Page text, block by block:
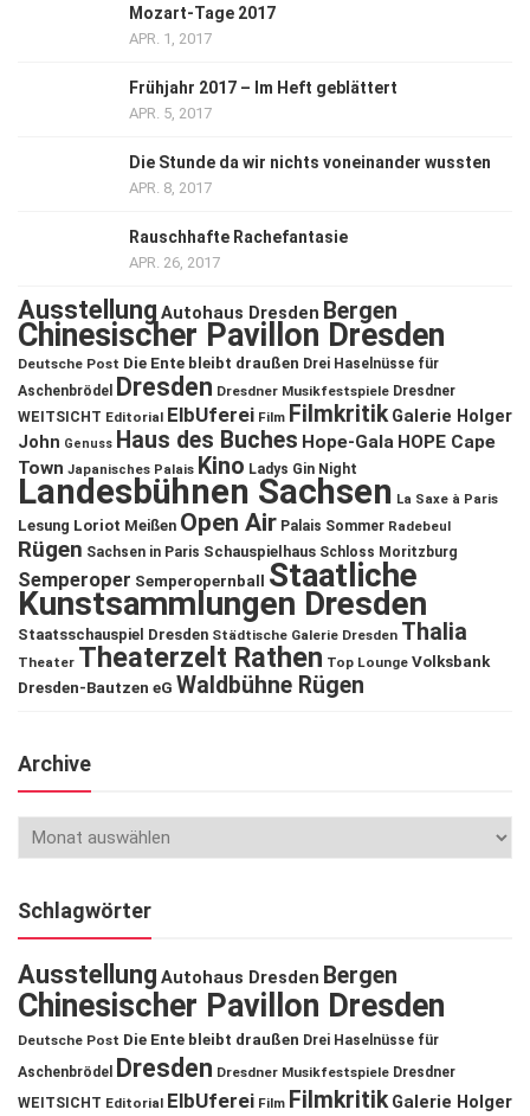
Mozart-Tage 2017
APR. 1, 2017
Frühjahr 2017 – Im Heft geblättert
APR. 5, 2017
Die Stunde da wir nichts voneinander wussten
APR. 8, 2017
Rauschhafte Rachefantasie
APR. 26, 2017
Ausstellung Autohaus Dresden Bergen
Chinesischer Pavillon Dresden
Deutsche Post Die Ente bleibt draußen Drei Haselnüsse für
Aschenbrödel
Dresden Dresdner Musikfestspiele Dresdner
WEITSICHT Editorial ElbUferei Film Filmkritik Galerie Holger
John Genuss Haus des Buches Hope-Gala HOPE Cape
Town Japanisches Palais Kino Ladys Gin Night
Landesbühnen Sachsen La Saxe à Paris
Lesung Loriot Meißen Open Air Palais Sommer Radebeul
Rügen Sachsen in Paris Schauspielhaus Schloss Moritzburg
Semperoper Semperopernball Staatliche
Kunstsammlungen Dresden
Staatsschauspiel Dresden Städtische Galerie Dresden Thalia
Theater Theaterzelt Rathen Top Lounge Volksbank
Dresden-Bautzen eG Waldbühne Rügen
Archive
Schlagwörter
Ausstellung Autohaus Dresden Bergen
Chinesischer Pavillon Dresden
Deutsche Post Die Ente bleibt draußen Drei Haselnüsse für
Aschenbrödel
Dresden Dresdner Musikfestspiele Dresdner
WEITSICHT Editorial ElbUferei Film Filmkritik Galerie Holger